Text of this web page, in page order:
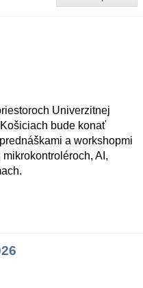
Univerzitnej
bude konať
a workshopmi
AI,